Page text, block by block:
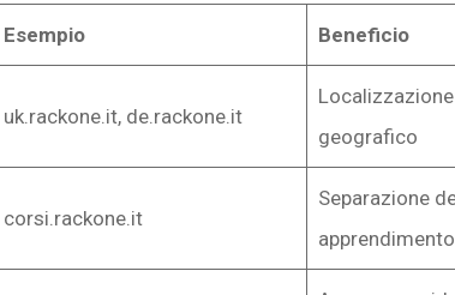
Esempio Beneficio
uk.rackone.it, de.rackone.it
geografico
corsi.rackone.it
Separazione
apprendimento